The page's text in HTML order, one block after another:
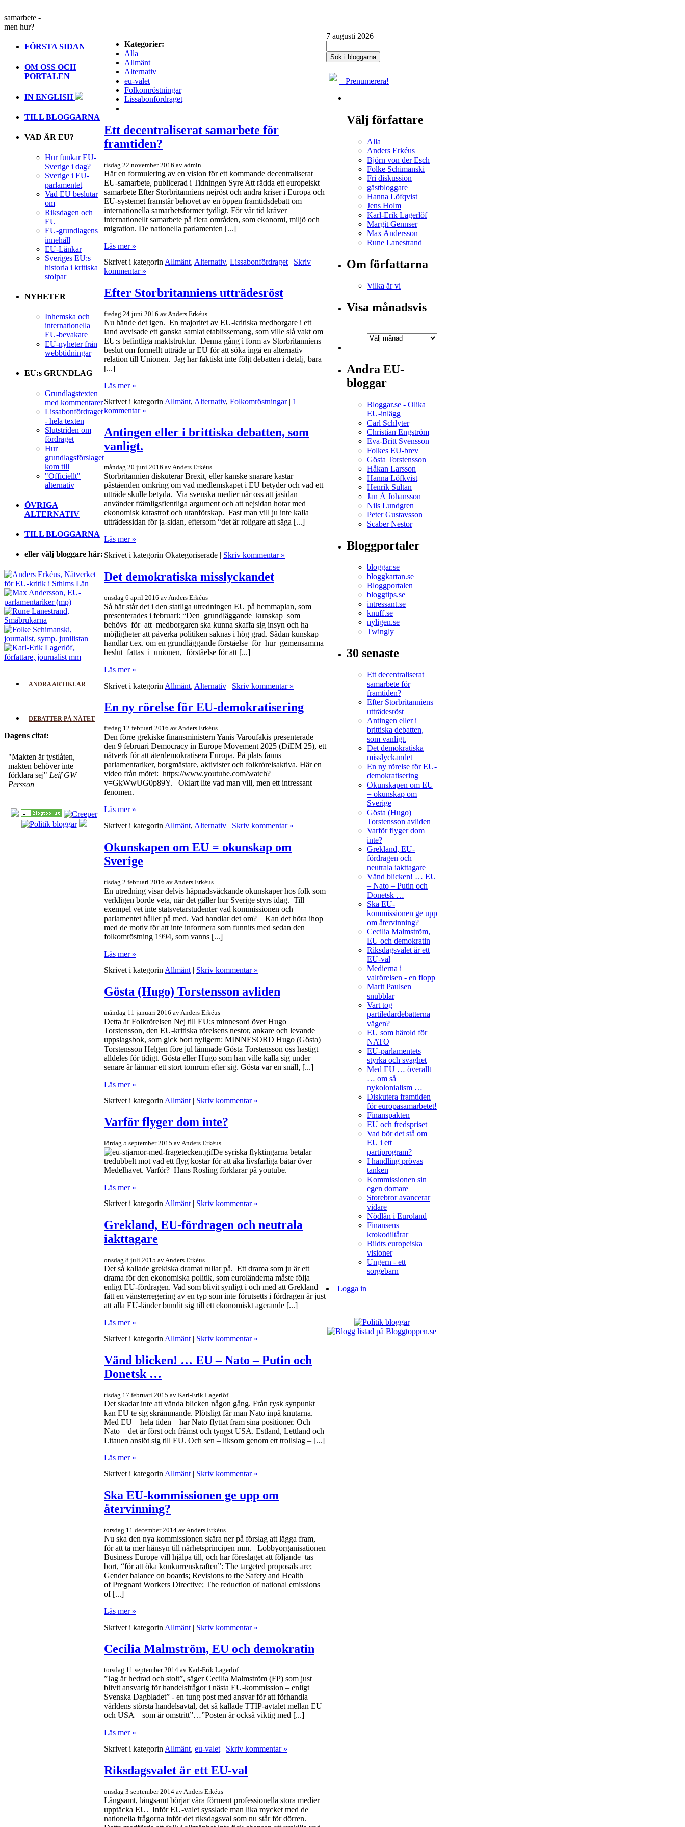
samarbete -
men hur?
FÖRSTA SIDAN
OM OSS OCH
PORTALEN
IN ENGLISH
TILL BLOGGARNA
VAD ÄR EU?
Hur funkar EU-
Sverige i dag?
Sverige i EU-
parlamentet
Vad EU beslutar
om
Riksdagen och
EU
EU-grundlagens
innehåll
EU-Länkar
Sveriges EU:s
historia i kritiska
stolpar
NYHETER
Inhemska och
internationella
EU-bevakare
EU-nyheter från
webbtidningar
EU:s GRUNDLAG
Grundlagstexten
med kommentarer
Lissabonfördraget
- hela texten
Slutstriden om
fördraget
Hur
grundlagsförslaget
kom till
"Officiellt"
alternativ
ÖVRIGA
ALTERNATIV
TILL BLOGGARNA
eller välj bloggare här:
ANDRA ARTIKLAR
DEBATTER PÅ NÄTET
Dagens citat:
"Makten är tystlåten,
makten behöver inte
förklara sej" Leif GW
Persson
Kategorier:
Alla
Allmänt
Alternativ
eu-valet
Folkomröstningar
Lissabonfördraget
Ett decentraliserat samarbete för
framtiden?
tisdag 22 november 2016 av admin
Här en formulering av en vision för ett kommande decentraliserat
EU-samarbete, publicerad i Tidningen Syre Att rädda ett europeiskt
samarbete Efter Storbritanniens nejröst och andra kriser i Europa och
EU-systemet framstår behovet av en öppen framtidsdebatt om
internationella samarbetsformer tydligt. För vår tid kräver
internationellt samarbete på flera områden, som ekonomi, miljö och
migration. De nationella parlamenten [...]
Läs mer »
Skrivet i kategorin Allmänt, Alternativ, Lissabonfördraget | Skriv
kommentar »
Efter Storbritanniens utträdesröst
fredag 24 juni 2016 av Anders Erkéus
Nu hände det igen. En majoritet av EU-kritiska medborgare i ett
land avvisade ett ganska samlat etablissemang, som ville slå vakt om
EU:s befintliga maktstruktur. Denna gång i form av Storbritanniens
beslut om formellt utträde ur EU för att söka ingå en alternativ
relation till Unionen. Jag har faktiskt inte följt debatten i detalj, bara
[...]
Läs mer »
Skrivet i kategorin Allmänt, Alternativ, Folkomröstningar| 1
kommentar »
Antingen eller i brittiska debatten, som
vanligt.
måndag 20 juni 2016 av Anders Erkéus
Storbritannien diskuterar Brexit, eller kanske snarare kastar
påståenden omkring om vad medlemskapet i EU betyder och vad ett
utträde skulle betyda. Via svenska medier når oss att jasidan
använder främligsfientliga argument och att nejsidan hotar med
ekonomisk katastrof och utanförskap. Fast man vill ju inte kalla
utträdessidan för ja-sidan, eftersom “det är roligare att säga [...]
Läs mer »
Skrivet i kategorin Okategoriserade | Skriv kommentar »
Det demokratiska misslyckandet
onsdag 6 april 2016 av Anders Erkéus
Så här står det i den statliga utredningen EU på hemmaplan, som
presenterades i februari: “Den grundläggande kunskap som
behövs för att medborgaren ska kunna skaffa sig insyn och ha
möjligheter att påverka politiken saknas i hög grad. Sådan kunskap
handlar t.ex. om en grundläggande förståelse för hur gemensamma
beslut fattas i unionen, förståelse för att [...]
Läs mer »
Skrivet i kategorin Allmänt, Alternativ | Skriv kommentar »
En ny rörelse för EU-demokratisering
fredag 12 februari 2016 av Anders Erkéus
Den förre grekiske finansministern Yanis Varoufakis presenterade
den 9 februari Democracy in Europe Movement 2025 (DiEM 25), ett
nätverk för att återdemokratisera Europa. På plats fanns
parlamentariker, borgmästare, aktivister och folkrörelsaktiva. Här en
video från mötet: https://www.youtube.com/watch?
v=GkWwUG0p89Y. Oklart lite vad man vill, men ett intressant
fenomen.
Läs mer »
Skrivet i kategorin Allmänt, Alternativ | Skriv kommentar »
Okunskapen om EU = okunskap om
Sverige
tisdag 2 februari 2016 av Anders Erkéus
En utredning visar delvis häpnadsväckande okunskaper hos folk som
verkligen borde veta, när det gäller hur Sverige styrs idag. Till
exempel vet inte statsvetarstudenter vad kommissionen och
parlamentet håller på med. Vad handlar det om? Kan det höra ihop
med de motiv för att inte informera som funnits med sedan den
folkomröstning 1994, som vanns [...]
Läs mer »
Skrivet i kategorin Allmänt | Skriv kommentar »
Gösta (Hugo) Torstensson avliden
måndag 11 januari 2016 av Anders Erkéus
Detta är Folkrörelsen Nej till EU:s minnesord över Hugo
Torstensson, den EU-kritiska rörelsens nestor, ankare och levande
uppslagsbok, som gick bort nyligern: MINNESORD Hugo (Gösta)
Torstensson Helgen före jul lämnade Gösta Torstensson oss hastigt
alldeles för tidigt. Gösta eller Hugo som han ville kalla sig under
senare år lämnar ett stort tomrum efter sig. Gösta var en snäll, [...]
Läs mer »
Skrivet i kategorin Allmänt | Skriv kommentar »
Varför flyger dom inte?
lördag 5 september 2015 av Anders Erkéus
De syriska flyktingarna betalar
tredubbelt mot vad ett flyg kostar för att åka livsfarliga båtar över
Medelhavet. Varför? Hans Rosling förklarar på youtube.
Läs mer »
Skrivet i kategorin Allmänt | Skriv kommentar »
Grekland, EU-fördragen och neutrala
iakttagare
onsdag 8 juli 2015 av Anders Erkéus
Det så kallade grekiska dramat rullar på. Ett drama som ju är ett
drama för den ekonomiska politik, som euroländerna måste följa
enligt EU-fördragen. Vad som blivit synligt i och med att Grekland
fått en vänsterregering av en typ som inte förutsetts i fördragen är just
att alla EU-länder bundit sig till ett ekonomiskt agerande [...]
Läs mer »
Skrivet i kategorin Allmänt | Skriv kommentar »
Vänd blicken! … EU – Nato – Putin och
Donetsk …
tisdag 17 februari 2015 av Karl-Erik Lagerlöf
Det skadar inte att vända blicken någon gång. Från rysk synpunkt
kan EU te sig skrämmande. Plötsligt får man Nato inpå knutarna.
Med EU – hela tiden – har Nato flyttat fram sina positioner. Och
Nato – det är först och främst och tyngst USA. Estland, Lettland och
Litauen anslöt sig till EU. Och sen – liksom genom ett trollslag – [...]
Läs mer »
Skrivet i kategorinAllmänt| Skriv kommentar »
Ska EU-kommissionen ge upp om
återvinning?
torsdag 11 december 2014 av Anders Erkéus
Nu ska den nya kommissionen skära ner på förslag att lägga fram,
för att ta mer hänsyn till närhetsprincipen mm. Lobbyorganisationen
Business Europe vill hjälpa till, och har föreslaget att följande tas
bort, “för att öka konkurrenskraften”: The targeted proposals are;
Gender balance on boards; Revisions to the Safety and Health
of Pregnant Workers Directive; The reduction of national emissions
of [...]
Läs mer »
Skrivet i kategorin Allmänt | Skriv kommentar »
Cecilia Malmström, EU och demokratin
torsdag 11 september 2014 av Karl-Erik Lagerlöf
”Jag är hedrad och stolt”, säger Cecilia Malmström (FP) som just
blivit ansvarig för handelsfrågor i nästa EU-kommission – enligt
Svenska Dagbladet” - en tung post med ansvar för att förhandla
världens största handelsavtal, det så kallade TTIP-avtalet mellan EU
och USA – som är omstritt”…”Posten är också viktig med [...]
Läs mer »
Skrivet i kategorin Allmänt, eu-valet | Skriv kommentar »
Riksdagsvalet är ett EU-val
onsdag 3 september 2014 av Anders Erkéus
Långsamt, långsamt börjar våra förment professionella stora medier
upptäcka EU. Inför EU-valet sysslade man lika mycket med de
nationella frågorna inför det riksdagsval som nu står för dörren.
7 augusti 2026
Prenumerera!
Välj författare
Alla
Anders Erkéus
Björn von der Esch
Folke Schimanski
Fri diskussion
gästbloggare
Hanna Löfqvist
Jens Holm
Karl-Erik Lagerlöf
Margit Gennser
Max Andersson
Rune Lanestrand
Om författarna
Vilka är vi
Visa månadsvis
Andra EU-
bloggar
Bloggar.se - Olika
EU-inlägg
Carl Schlyter
Christian Engström
Eva-Britt Svensson
Folkes EU-brev
Gösta Torstensson
Håkan Larsson
Hanna Löfkvist
Henrik Sultan
Jan Å Johansson
Nils Lundgren
Peter Gustavsson
Scaber Nestor
Bloggportaler
bloggar.se
bloggkartan.se
Bloggportalen
bloggtips.se
intressant.se
knuff.se
nyligen.se
Twingly
30 senaste
Ett decentraliserat
samarbete för
framtiden?
Efter Storbritanniens
utträdesröst
Antingen eller i
brittiska debatten,
som vanligt.
Det demokratiska
misslyckandet
En ny rörelse för EU-
demokratisering
Okunskapen om EU
= okunskap om
Sverige
Gösta (Hugo)
Torstensson avliden
Varför flyger dom
inte?
Grekland, EU-
fördragen och
neutrala iakttagare
Vänd blicken! … EU
– Nato – Putin och
Donetsk …
Ska EU-
kommissionen ge upp
om återvinning?
Cecilia Malmström,
EU och demokratin
Riksdagsvalet är ett
EU-val
Medierna i
valrörelsen - en flopp
Marit Paulsen
snubblar
Vart tog
partiledardebatterna
vägen?
EU som härold för
NATO
EU-parlamentets
styrka och svaghet
Med EU … överallt
… om så
nykolonialism …
Diskutera framtiden
för europasamarbetet!
Finanspakten
EU och fredspriset
Vad bör det stå om
EU i ett
partiprogram?
I handling prövas
tanken
Kommissionen sin
egen domare
Storebror avancerar
vidare
Nödlån i Euroland
Finansens
krokodiltårar
Bildts europeiska
visioner
Ungern - ett
sorgebarn
Logga in